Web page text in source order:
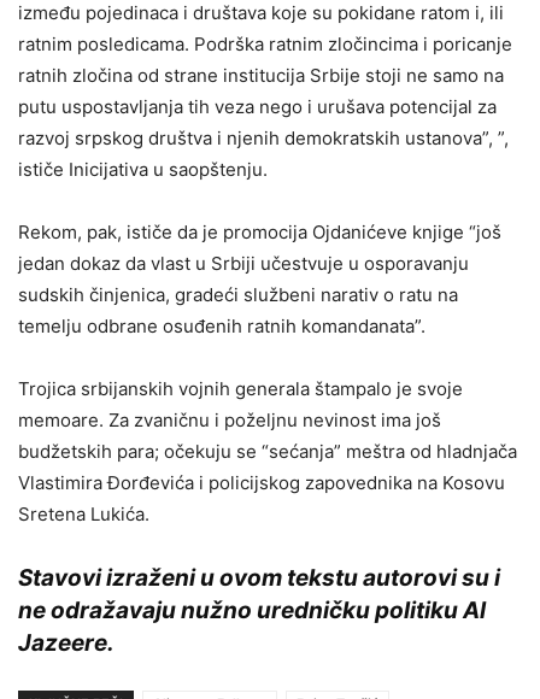
između pojedinaca i društava koje su pokidane ratom i, ili
ratnim posledicama. Podrška ratnim zločincima i poricanje
ratnih zločina od strane institucija Srbije stoji ne samo na
putu uspostavljanja tih veza nego i urušava potencijal za
razvoj srpskog društva i njenih demokratskih ustanova”, ”,
ističe Inicijativa u saopštenju.
Rekom, pak, ističe da je promocija Ojdanićeve knjige “još
jedan dokaz da vlast u Srbiji učestvuje u osporavanju
sudskih činjenica, gradeći službeni narativ o ratu na
temelju odbrane osuđenih ratnih komandanata”.
Trojica srbijanskih vojnih generala štampalo je svoje
memoare. Za zvaničnu i poželjnu nevinost ima još
budžetskih para; očekuju se “sećanja” meštra od hladnjača
Vlastimira Đorđevića i policijskog zapovednika na Kosovu
Sretena Lukića.
Stavovi izraženi u ovom tekstu autorovi su i
ne odražavaju nužno uredničku politiku Al
Jazeere.